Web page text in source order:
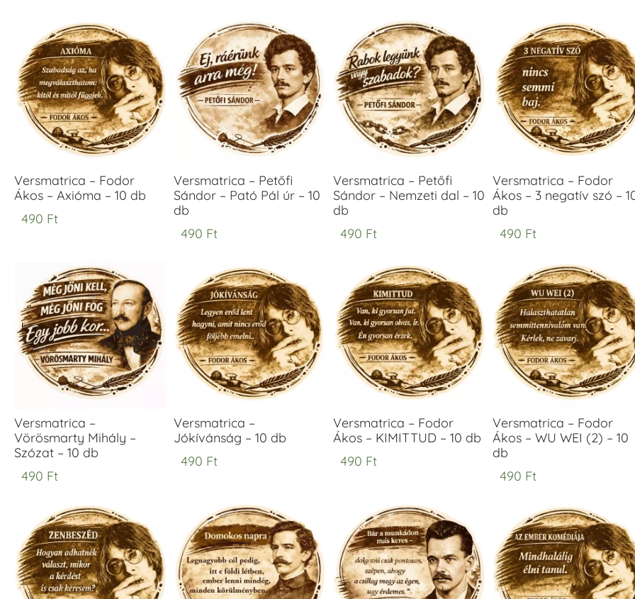
Versmatrica – Fodor
Ákos – Axióma – 10 db
490 Ft
Versmatrica – Petőfi
Sándor – Pató Pál úr – 10
db
490 Ft
Versmatrica – Petőfi
Sándor – Nemzeti dal – 10
db
490 Ft
Versmatrica – Fodor
Ákos – 3 negatív szó –
db
490 Ft
Versmatrica –
Vörösmarty Mihály –
Szózat – 10 db
490 Ft
Versmatrica –
Jókívánság – 10 db
490 Ft
Versmatrica – Fodor
Ákos – KIMITTUD – 10 db
490 Ft
Versmatrica – Fodor
Ákos – WU WEI (2) – 10
db
490 Ft